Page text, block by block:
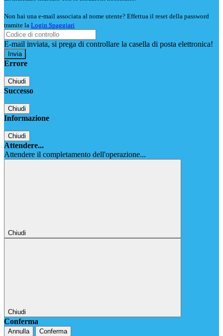
Non hai una e-mail associata al nome utente? Effettua il reset della password
tramite la Login Spaggiari
E-mail inviata, si prega di controllare la casella di posta elettronica!
Errore
Chiudi
Successo
Chiudi
Informazione
Chiudi
Attendere...
Attendere il completamento dell'operazione...
Chiudi
Chiudi
Conferma
Annulla Conferma